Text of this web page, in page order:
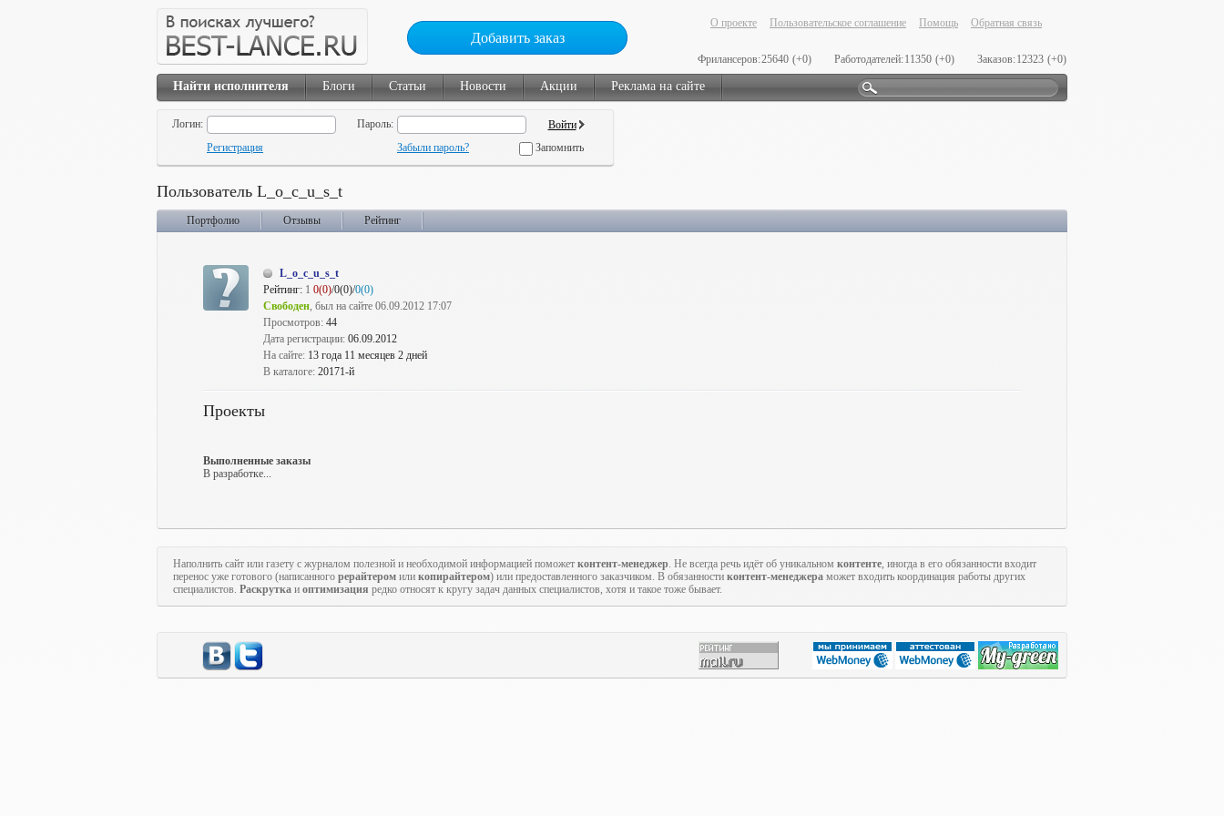
Добавить заказ
О проекте Пользовательское соглашение Помощь Обратная связь
Фрилансеров:25640 (+0) Работодателей:11350 (+0) Заказов:12323 (+0)
Найти исполнителя Блоги Статьи Новости Акции Реклама на сайте
Логин:
Пароль:
Регистрация
Забыли пароль? Запомнить
Пользователь L_o_c_u_s_t
Портфолио Отзывы Рейтинг
L_o_c_u_s_t
Рейтинг: 1 0(0)/0(0)/0(0)
Свободен, был на сайте 06.09.2012 17:07
Просмотров: 44
Дата регистрации: 06.09.2012
На сайте: 13 года 11 месяцев 2 дней
В каталоге: 20171-й
Проекты
Выполненные заказы
В разработке...
Наполнить сайт или газету с журналом полезной и необходимой информацией поможет контент-менеджер. Не всегда речь идёт об уникальном контенте, иногда в его обязанности входит
перенос уже готового (написанного рерайтером или копирайтером) или предоставленного заказчиком. В обязанности контент-менеджера может входить координация работы других
специалистов. Раскрутка и оптимизация редко относят к кругу задач данных специалистов, хотя и такое тоже бывает.